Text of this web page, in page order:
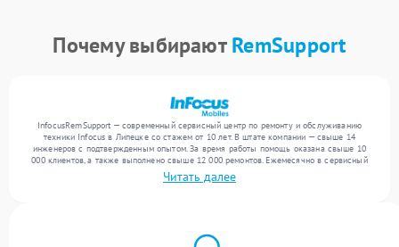
Почему выбираютRemSupport
InfocusRemSupport — современный сервисный центр по ремонту и обслуживанию
техники Infocus в Липецке со стажем от 10 лет. В штате компании — свыше 14
инженеров с подтвержденным опытом. За время работы помощь оказана свыше 10
000 клиентов, а также выполнено свыше 12 000 ремонтов. Ежемесячно в сервисный
центр поступает свыше 300 единиц техники, включая , , . Мы устраняем поломки
любой сложности и предлагаем стабильный уровень сервиса благодаря
Читать далее